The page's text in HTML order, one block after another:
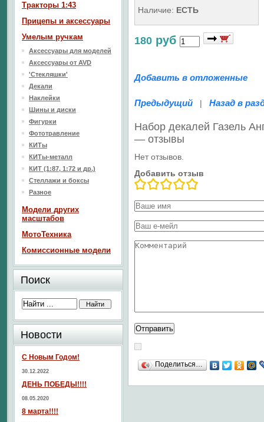
Наличие: ЕСТЬ
180 руб
Добавить в отложенные
Предыдущий | Назад в
Набор декалей Газель
— отзывы
Нет отзывов.
Добавить отзыв
Поделиться…
Тракторы 1:43
Прицепы и аксессуары
Умелым ручкам
Аксессуары для моделей
Аксессуары от AVD
'Стекляшки'
Декали
Наклейки
Шины и диски
Фигурки
Фототравление
КИТы
КИТы-металл
КИТ (1:87, 1:72 и др.)
Стеллажи и боксы
Разное
Модели других
масштабов
МотоТехника
Комиссионные модели
Поиск
Новости
С Новым Годом!
30.12.2022
ДЕНЬ ПОБЕДЫ!!!!
08.05.2020
8 марта!!!!